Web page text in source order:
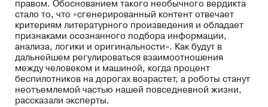
правом. Обоснованием такого необычного вердикта
стало то, что «сгенерированный контент отвечает
критериям литературного произведения и обладает
признаками осознанного подбора информации,
анализа, логики и оригинальности». Как будут в
дальнейшем регулироваться взаимоотношения
между человеком и машиной, когда процент
беспилотников на дорогах возрастет, а роботы станут
неотъемлемой частью нашей повседневной жизни,
рассказали эксперты.